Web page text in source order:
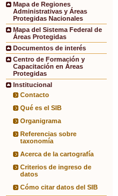
Mapa de Regiones
Administrativas y Áreas
Protegidas Nacionales
Mapa del Sistema Federal de
Áreas Protegidas
Documentos de interés
Centro de Formación y
Capacitación en Áreas
Protegidas
Institucional
Contacto
Qué es el SIB
Organigrama
Referencias sobre
taxonomía
Acerca de la cartografía
Criterios de ingreso de
datos
Cómo citar datos del SIB